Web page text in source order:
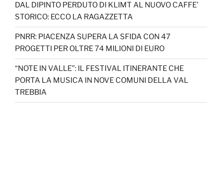
DAL DIPINTO PERDUTO DI KLIMT AL NUOVO CAFFE’
STORICO: ECCO LA RAGAZZETTA
PNRR: PIACENZA SUPERA LA SFIDA CON 47
PROGETTI PER OLTRE 74 MILIONI DI EURO
“NOTE IN VALLE”: IL FESTIVAL ITINERANTE CHE
PORTA LA MUSICA IN NOVE COMUNI DELLA VAL
TREBBIA